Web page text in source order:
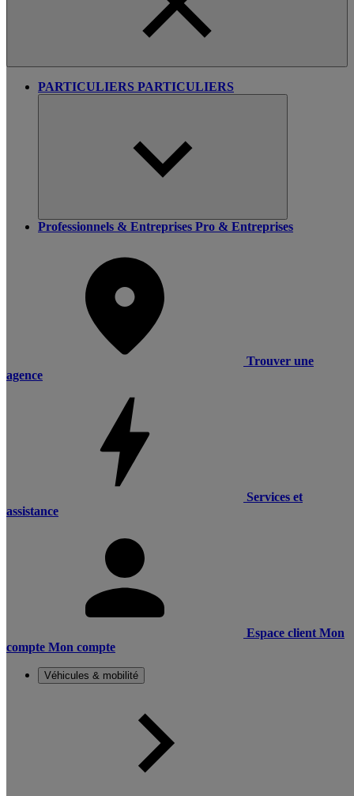
PARTICULIERS PARTICULIERS
Professionnels & Entreprises Pro & Entreprises
Trouver une
agence
Services et
assistance
Espace client Mon
compte Mon compte
Véhicules & mobilité